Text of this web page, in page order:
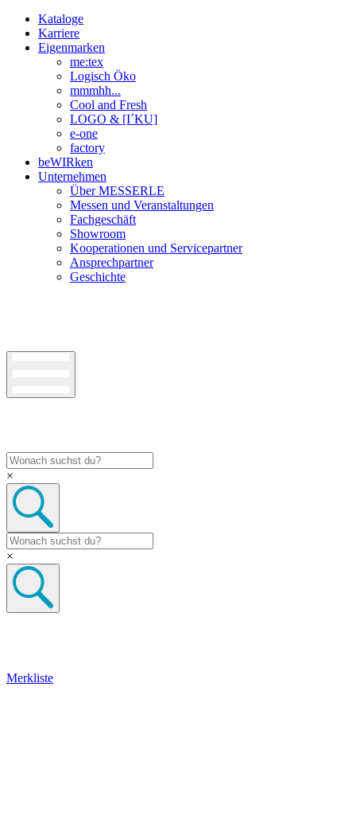
Kataloge
Karriere
Eigenmarken
me:tex
Logisch Öko
mmmhh...
Cool and Fresh
LOGO & [I´KU]
e-one
factory
beWIRken
Unternehmen
Über MESSERLE
Messen und Veranstaltungen
Fachgeschäft
Showroom
Kooperationen und Servicepartner
Ansprechpartner
Geschichte
×
×
Merkliste